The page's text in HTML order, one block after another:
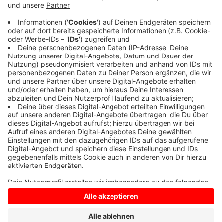
Neue Zahlen vom Kreis Coesfeld bestätigen das. Bei
den zugelassenen Autos verzeichnet der Kreis einen
Anstieg von fast 5 Prozent im vergangenen Jahr. Ganz
interessant: Die Zahl der Elektroautos im Kreis
Coesfeld hat sich im vergangenen Jahr fast
verdoppelt. Außerdem nimmt die Zahl der Oldtimer zu.
Anzeige
Anzeige